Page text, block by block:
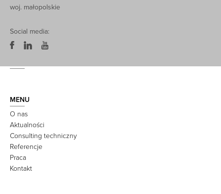
woj. małopolskie
Social media:
MENU
O nas
Aktualności
Consulting techniczny
Referencje
Praca
Kontakt